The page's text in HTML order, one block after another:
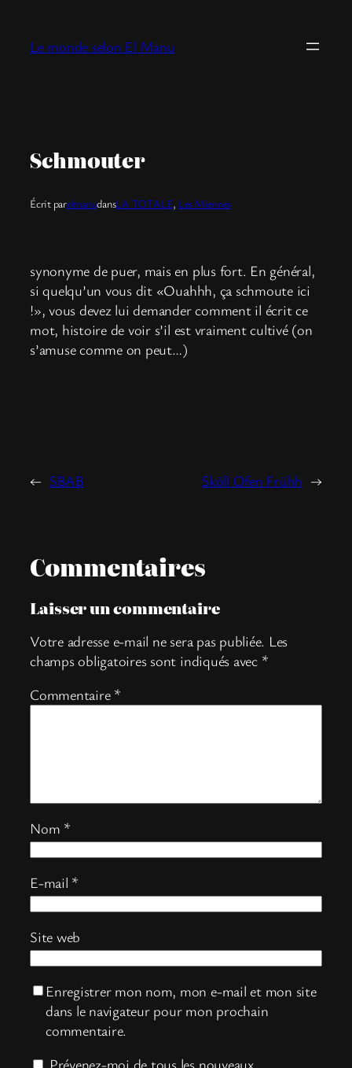
contenu
Le monde selon El Manu
Schmouter
Écrit parelmanudansLA TOTALE, Les Miennes
synonyme de puer, mais en plus fort. En général,
si quelqu’un vous dit «Ouahhh, ça schmoute ici
!», vous devez lui demander comment il écrit ce
mot, histoire de voir s’il est vraiment cultivé (on
s’amuse comme on peut…)
← SBAB Sköll Ofen Frühh →
Commentaires
Laisser un commentaire
Votre adresse e-mail ne sera pas publiée. Les
champs obligatoires sont indiqués avec *
Commentaire *
Nom *
E-mail *
Site web
Enregistrer mon nom, mon e-mail et mon site
dans le navigateur pour mon prochain
commentaire.